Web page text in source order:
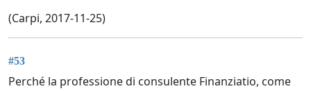
(Carpi, 2017-11-25)
#53
Perché la professione di consulente Finanziatio, come